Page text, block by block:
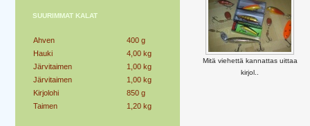
SUURIMMAT KALAT
Ahven
400 g
Hauki
4,00 kg
Järvitaimen
1,00 kg
Järvitaimen
1,00 kg
Kirjolohi
850 g
Taimen
1,20 kg
Mitä viehettä kannattas uittaa
kirjol..